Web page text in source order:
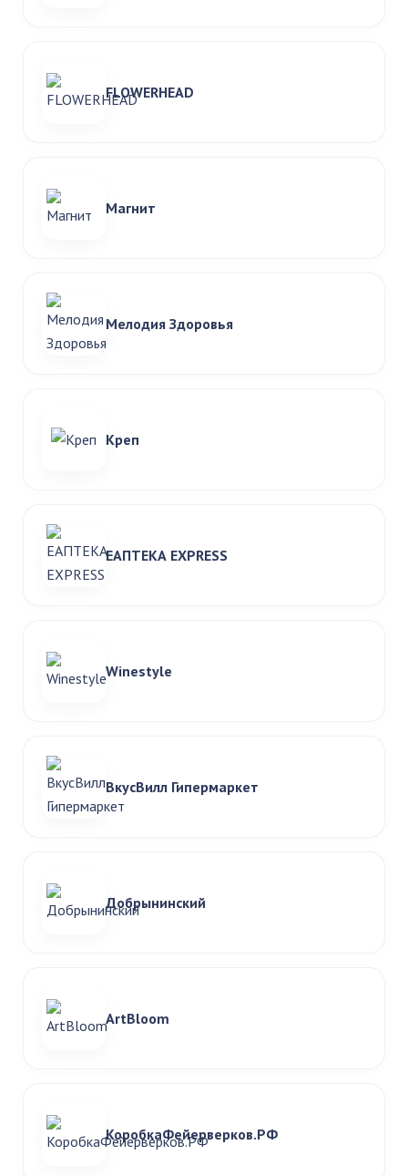
FLOWERHEAD
Магнит
Мелодия Здоровья
Креп
ЕАПТЕКА EXPRESS
Winestyle
ВкусВилл Гипермаркет
Добрынинский
ArtBloom
КоробкаФейерверков.РФ